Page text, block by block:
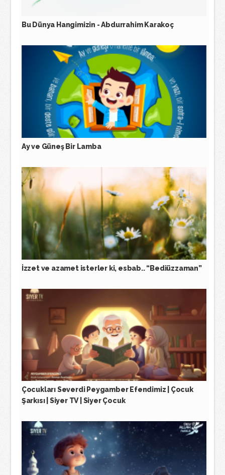
Bu Dünya Hangimizin - Abdurrahim Karakoç
Ay ve Güneş Bir Lamba
İzzet ve azamet isterler ki, esbab.. “Bediüzzaman”
Çocukları Severdi Peygamber Efendimiz | Çocuk
Şarkısı | Siyer TV | Siyer Çocuk